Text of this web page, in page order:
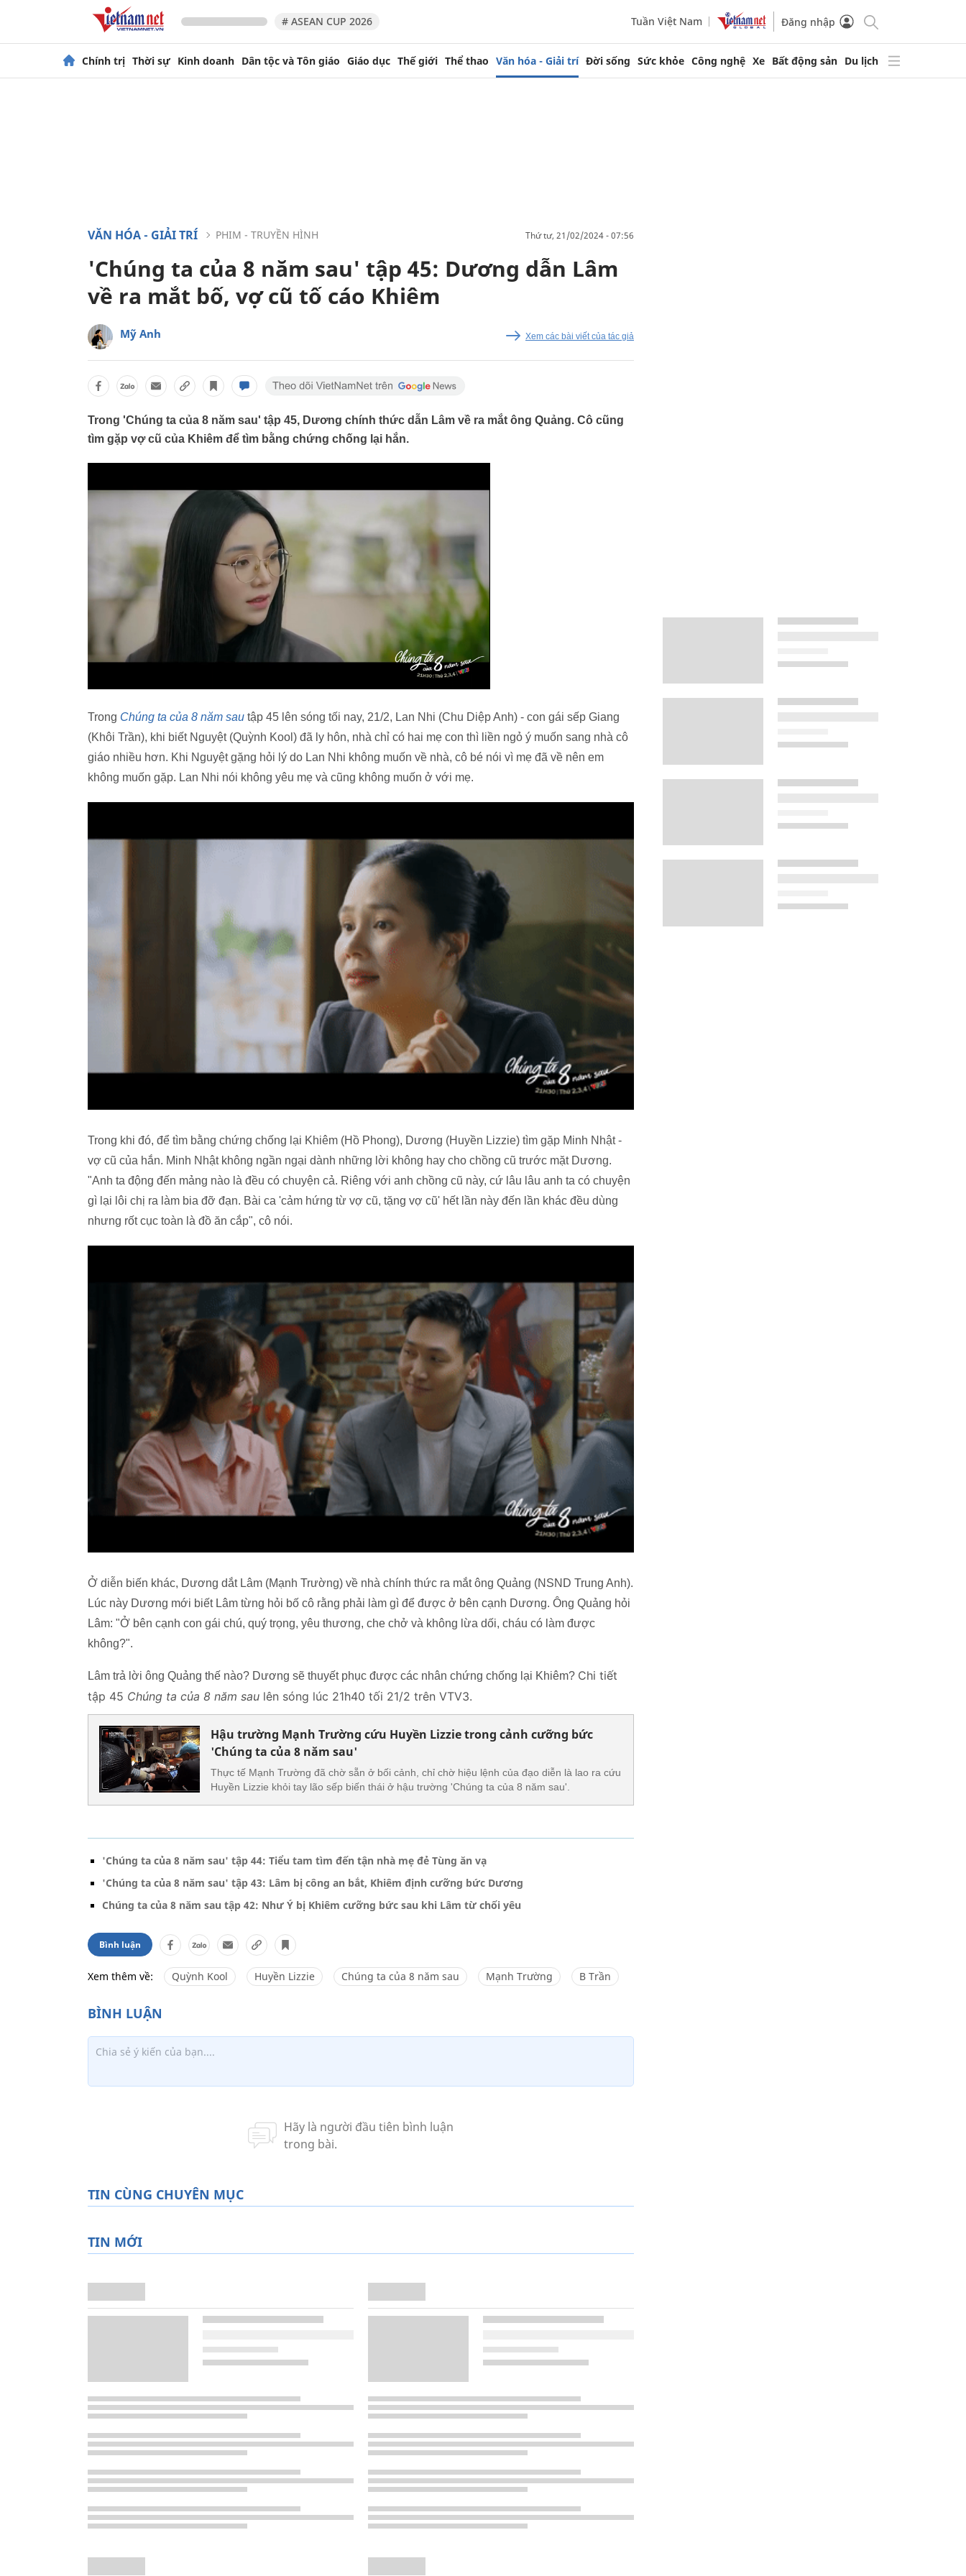
# ASEAN CUP 2026 Tuần Việt Nam Đăng nhập
Chính trị Thời sự Kinh doanh Dân tộc và Tôn giáo Giáo dục Thế giới Thể thao Văn hóa - Giải trí Đời sống Sức khỏe Công nghệ Xe Bất động sản Du lịch
VĂN HÓA - GIẢI TRÍ PHIM - TRUYỀN HÌNH thứ tư, 21/02/2024 - 07:56
'Chúng ta của 8 năm sau' tập 45: Dương dẫn Lâm
về ra mắt bố, vợ cũ tố cáo Khiêm
Mỹ Anh Xem các bài viết của tác giả
Trong 'Chúng ta của 8 năm sau' tập 45, Dương chính thức dẫn Lâm về ra mắt ông Quảng. Cô cũng
tìm gặp vợ cũ của Khiêm để tìm bằng chứng chống lại hắn.
Trong Chúng ta của 8 năm sau tập 45 lên sóng tối nay, 21/2, Lan Nhi (Chu Diệp Anh) - con gái sếp Giang
(Khôi Trần), khi biết Nguyệt (Quỳnh Kool) đã ly hôn, nhà chỉ có hai mẹ con thì liền ngỏ ý muốn sang nhà cô
giáo nhiều hơn. Khi Nguyệt gặng hỏi lý do Lan Nhi không muốn về nhà, cô bé nói vì mẹ đã về nên em
không muốn gặp. Lan Nhi nói không yêu mẹ và cũng không muốn ở với mẹ.
Trong khi đó, để tìm bằng chứng chống lại Khiêm (Hồ Phong), Dương (Huyền Lizzie) tìm gặp Minh Nhật -
vợ cũ của hắn. Minh Nhật không ngần ngại dành những lời không hay cho chồng cũ trước mặt Dương.
"Anh ta động đến mảng nào là đều có chuyện cả. Riêng với anh chồng cũ này, cứ lâu lâu anh ta có chuyện
gì lại lôi chị ra làm bia đỡ đạn. Bài ca 'cảm hứng từ vợ cũ, tặng vợ cũ' hết lần này đến lần khác đều dùng
nhưng rốt cục toàn là đồ ăn cắp", cô nói.
Ở diễn biến khác, Dương dắt Lâm (Mạnh Trường) về nhà chính thức ra mắt ông Quảng (NSND Trung Anh).
Lúc này Dương mới biết Lâm từng hỏi bố cô rằng phải làm gì để được ở bên cạnh Dương. Ông Quảng hỏi
Lâm: "Ở bên cạnh con gái chú, quý trọng, yêu thương, che chở và không lừa dối, cháu có làm được
không?".
Lâm trả lời ông Quảng thế nào? Dương sẽ thuyết phục được các nhân chứng chống lại Khiêm? Chi tiết
tập 45 Chúng ta của 8 năm sau lên sóng lúc 21h40 tối 21/2 trên VTV3.
Hậu trường Mạnh Trường cứu Huyền Lizzie trong cảnh cưỡng bức
'Chúng ta của 8 năm sau'
Thực tế Mạnh Trường đã chờ sẵn ở bối cảnh, chỉ chờ hiệu lệnh của đạo diễn là lao ra cứu
Huyền Lizzie khỏi tay lão sếp biến thái ở hậu trường 'Chúng ta của 8 năm sau'.
'Chúng ta của 8 năm sau' tập 44: Tiểu tam tìm đến tận nhà mẹ đẻ Tùng ăn vạ
'Chúng ta của 8 năm sau' tập 43: Lâm bị công an bắt, Khiêm định cưỡng bức Dương
Chúng ta của 8 năm sau tập 42: Như Ý bị Khiêm cưỡng bức sau khi Lâm từ chối yêu
Bình luận
Xem thêm về: Quỳnh Kool Huyền Lizzie Chúng ta của 8 năm sau Mạnh Trường B Trần
TIN CÙNG CHUYÊN MỤC
TIN MỚI